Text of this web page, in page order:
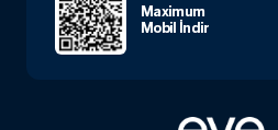
Maximum
Mobil İndir